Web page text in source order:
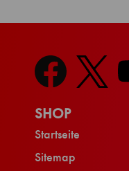
SHOP
Startseite
Sitemap